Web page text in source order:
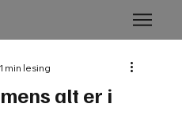
alt er i
1 min lesing